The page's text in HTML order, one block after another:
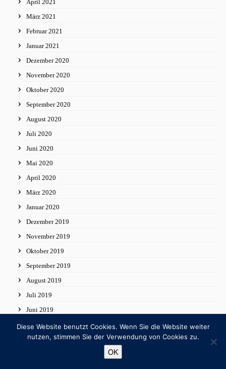
April 2021
März 2021
Februar 2021
Januar 2021
Dezember 2020
November 2020
Oktober 2020
September 2020
August 2020
Juli 2020
Juni 2020
Mai 2020
April 2020
März 2020
Januar 2020
Dezember 2019
November 2019
Oktober 2019
September 2019
August 2019
Juli 2019
Juni 2019
Mai 2019
April 2019
Diese Website benutzt Cookies. Wenn Sie die Website weiter
nutzen, stimmen Sie der Verwendung von Cookies zu.
OK